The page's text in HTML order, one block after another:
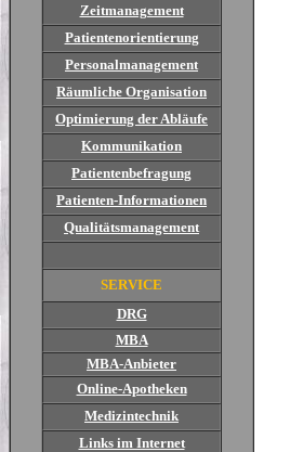
Zeitmanagement
Patientenorientierung
Personalmanagement
Räumliche Organisation
Optimierung der Abläufe
Kommunikation
Patientenbefragung
Patienten-Informationen
Qualitätsmanagement
SERVICE
DRG
MBA
MBA-Anbieter
Online-Apotheken
Medizintechnik
Links im Internet